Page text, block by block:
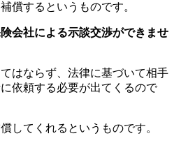
償するというものです。
会社による示談交渉ができませ
はならず、法律に基づいて相手
依頼する必要が出てくるので
してくれるというものです。